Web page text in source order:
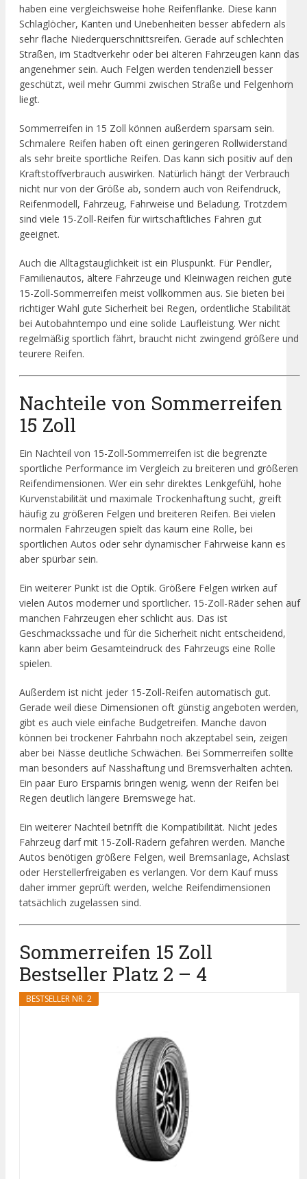
haben eine vergleichsweise hohe Reifenflanke. Diese kann
Schlaglöcher, Kanten und Unebenheiten besser abfedern als
sehr flache Niederquerschnittsreifen. Gerade auf schlechten
Straßen, im Stadtverkehr oder bei älteren Fahrzeugen kann das
angenehmer sein. Auch Felgen werden tendenziell besser
geschützt, weil mehr Gummi zwischen Straße und Felgenhorn
liegt.
Sommerreifen in 15 Zoll können außerdem sparsam sein.
Schmalere Reifen haben oft einen geringeren Rollwiderstand
als sehr breite sportliche Reifen. Das kann sich positiv auf den
Kraftstoffverbrauch auswirken. Natürlich hängt der Verbrauch
nicht nur von der Größe ab, sondern auch von Reifendruck,
Reifenmodell, Fahrzeug, Fahrweise und Beladung. Trotzdem
sind viele 15-Zoll-Reifen für wirtschaftliches Fahren gut
geeignet.
Auch die Alltagstauglichkeit ist ein Pluspunkt. Für Pendler,
Familienautos, ältere Fahrzeuge und Kleinwagen reichen gute
15-Zoll-Sommerreifen meist vollkommen aus. Sie bieten bei
richtiger Wahl gute Sicherheit bei Regen, ordentliche Stabilität
bei Autobahntempo und eine solide Laufleistung. Wer nicht
regelmäßig sportlich fährt, braucht nicht zwingend größere und
teurere Reifen.
Nachteile von Sommerreifen
15 Zoll
Ein Nachteil von 15-Zoll-Sommerreifen ist die begrenzte
sportliche Performance im Vergleich zu breiteren und größeren
Reifendimensionen. Wer ein sehr direktes Lenkgefühl, hohe
Kurvenstabilität und maximale Trockenhaftung sucht, greift
häufig zu größeren Felgen und breiteren Reifen. Bei vielen
normalen Fahrzeugen spielt das kaum eine Rolle, bei
sportlichen Autos oder sehr dynamischer Fahrweise kann es
aber spürbar sein.
Ein weiterer Punkt ist die Optik. Größere Felgen wirken auf
vielen Autos moderner und sportlicher. 15-Zoll-Räder sehen auf
manchen Fahrzeugen eher schlicht aus. Das ist
Geschmackssache und für die Sicherheit nicht entscheidend,
kann aber beim Gesamteindruck des Fahrzeugs eine Rolle
spielen.
Außerdem ist nicht jeder 15-Zoll-Reifen automatisch gut.
Gerade weil diese Dimensionen oft günstig angeboten werden,
gibt es auch viele einfache Budgetreifen. Manche davon
können bei trockener Fahrbahn noch akzeptabel sein, zeigen
aber bei Nässe deutliche Schwächen. Bei Sommerreifen sollte
man besonders auf Nasshaftung und Bremsverhalten achten.
Ein paar Euro Ersparnis bringen wenig, wenn der Reifen bei
Regen deutlich längere Bremswege hat.
Ein weiterer Nachteil betrifft die Kompatibilität. Nicht jedes
Fahrzeug darf mit 15-Zoll-Rädern gefahren werden. Manche
Autos benötigen größere Felgen, weil Bremsanlage, Achslast
oder Herstellerfreigaben es verlangen. Vor dem Kauf muss
daher immer geprüft werden, welche Reifendimensionen
tatsächlich zugelassen sind.
Sommerreifen 15 Zoll
Bestseller Platz 2 – 4
BESTSELLER NR. 2